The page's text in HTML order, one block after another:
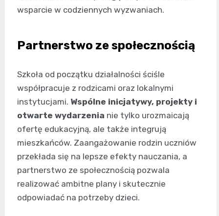
wsparcie w codziennych wyzwaniach.
Partnerstwo ze społecznością
Szkoła od początku działalności ściśle
współpracuje z rodzicami oraz lokalnymi
instytucjami. Wspólne inicjatywy, projekty i
otwarte wydarzenia nie tylko urozmaicają
ofertę edukacyjną, ale także integrują
mieszkańców. Zaangażowanie rodzin uczniów
przekłada się na lepsze efekty nauczania, a
partnerstwo ze społecznością pozwala
realizować ambitne plany i skutecznie
odpowiadać na potrzeby dzieci.